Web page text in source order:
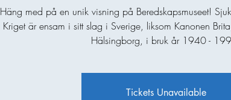
Häng med på en unik visning på Beredskapsmuseet!
Kriget är ensam i sitt slag i Sverige, liksom Kanonen
Hälsingborg, i bruk år 1940 -
Tickets Unavailable